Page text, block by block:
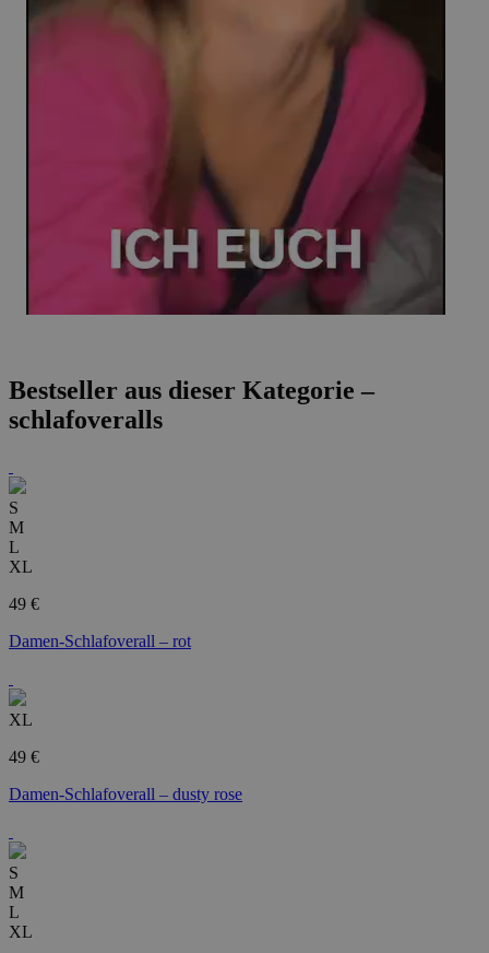
Bestseller aus dieser Kategorie –
schlafoveralls
S
M
L
XL
49 €
Damen-Schlafoverall – rot
XL
49 €
Damen-Schlafoverall – dusty rose
S
M
L
XL